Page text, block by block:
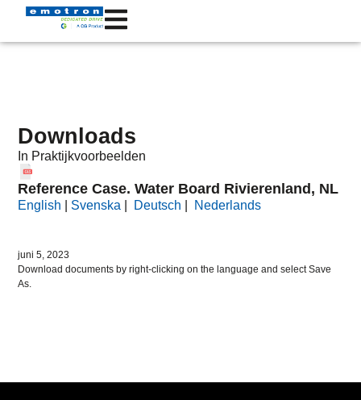
Downloads
In Praktijkvoorbeelden
Reference Case. Water Board Rivierenland, NL
English Svenska Deutsch Nederlands
juni 5, 2023
Download documents by right-clicking on the language and select Save
As.